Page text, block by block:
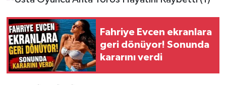
Fahriye Evcen ekranlara
geri dönüyor! Sonunda
kararını verdi